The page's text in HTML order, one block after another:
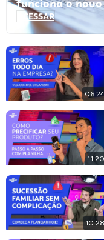
funciona o novo
ACESSAR
11:20